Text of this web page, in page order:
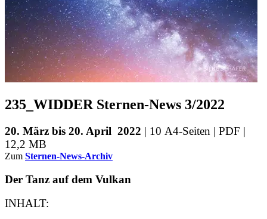
235_WIDDER Sternen-News 3/2022
20. März bis 20. April 2022 | 10 A4-Seiten | PDF |
12,2 MB
Zum Sternen-News-Archiv
Der Tanz auf dem Vulkan
INHALT: